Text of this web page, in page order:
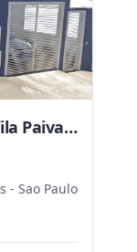
Paiva,
- Sao Paulo